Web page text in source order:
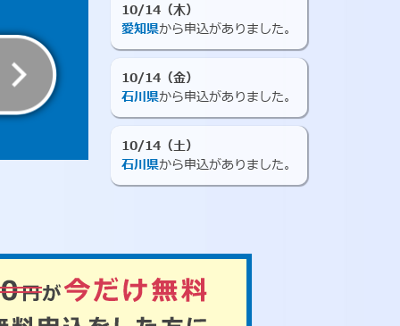
10/14（木）
愛知県から申込がありました。
10/14（金）
石川県から申込がありました。
10/14（土）
石川県から申込がありました。